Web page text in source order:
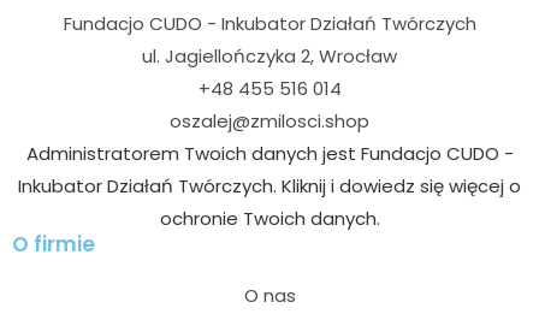
Fundacjo CUDO - Inkubator Działań Twórczych
ul. Jagiellończyka 2, Wrocław
+48 455 516 014
oszalej@zmilosci.shop
Administratorem Twoich danych jest Fundacjo CUDO -
Inkubator Działań Twórczych. Kliknij i dowiedz się więcej o
ochronie Twoich danych.
O firmie
O nas